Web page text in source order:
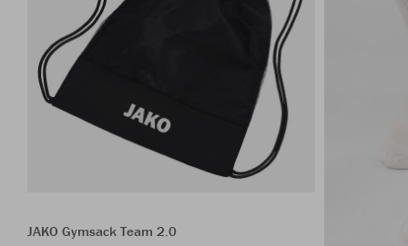
JAKO Gymsack Team 2.0